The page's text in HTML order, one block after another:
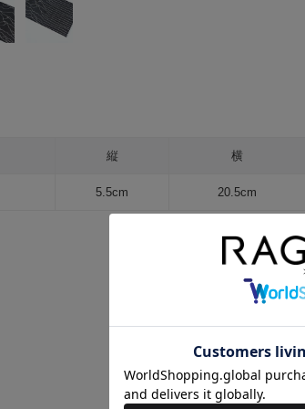
縦 横
5.5cm 20.5cm
サイズの測り方について